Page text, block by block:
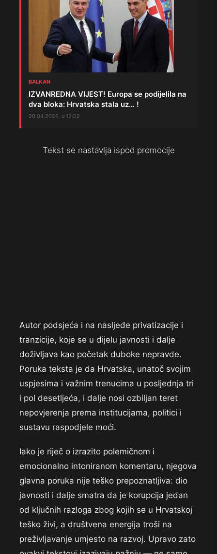
BALKAN
IZVANREDNA VIJEST! Europa se podijelila na
dva bloka: Hrvatska stala uz… !
20.04.2026. u 12:02
Tekst se nastavlja ispod promocije
Autor podsjeća i na nasljeđe privatizacije i
tranzicije, koje se u dijelu javnosti i dalje
doživljava kao početak duboke nepravde.
Poruka teksta je da Hrvatska, unatoč svojim
uspjesima i važnim trenucima u posljednja tri
i pol desetljeća, i dalje nosi ozbiljan teret
nepovjerenja prema institucijama, politici i
sustavu raspodjele moći.
Iako je riječ o izrazito polemičnom i
emocionalno intoniranom komentaru, njegova
glavna poruka nije teško prepoznatljiva: dio
javnosti i dalje smatra da je korupcija jedan
od ključnih razloga zbog kojih se u Hrvatskoj
teško živi, a društvena energija troši na
preživljavanje umjesto na razvoj. Upravo zato